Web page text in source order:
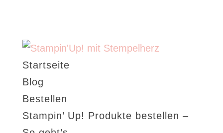
Startseite
Blog
Bestellen
Stampin’ Up! Produkte bestellen –